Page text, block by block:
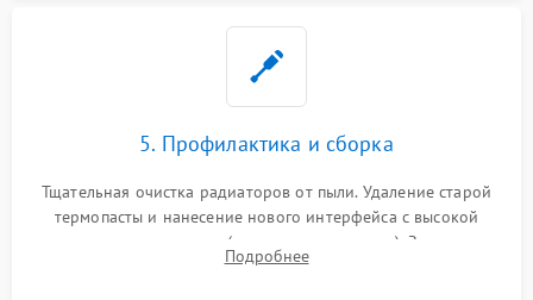
5. Профилактика и сборка
Тщательная очистка радиаторов от пыли. Удаление старой
термопасты и нанесение нового интерфейса с высокой
теплопроводностью (или жидкого металла). Замена
термопрокладок. Аккуратная сборка консоли и подключение
Подробнее